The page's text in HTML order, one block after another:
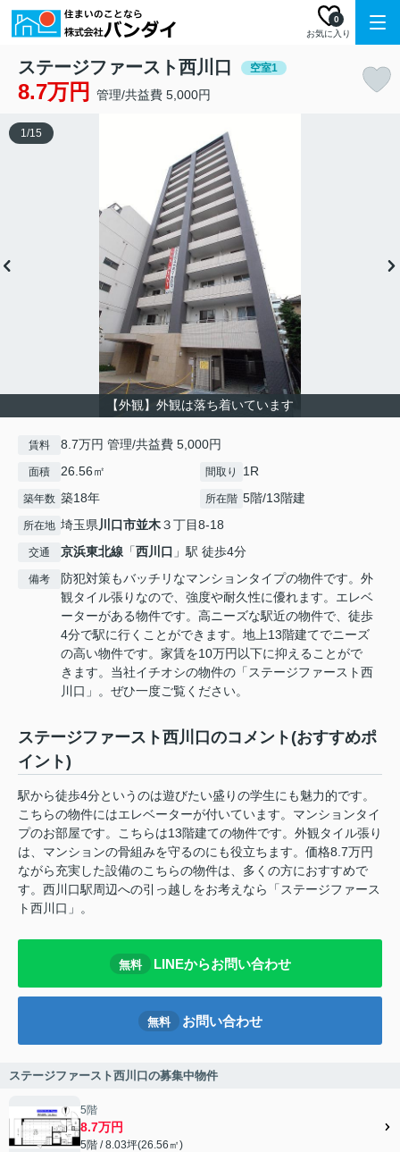
お気に入り
0
ステージファースト西川口 空室1
8.7万円 管理/共益費 5,000円
【外観】外観は落ち着いています
1/15
賃料 8.7万円 管理/共益費 5,000円
面積 26.56㎡ 間取り 1R
築年数 築18年 所在階 5階/13階建
所在地 埼玉県川口市並木３丁目8-18
交通 京浜東北線 「西川口 」駅 徒歩4分
備考
防犯対策もバッチリなマンションタイプの物件です。外
観タイル張りなので、強度や耐久性に優れます。エレベ
ーターがある物件です。高ニーズな駅近の物件で、徒歩
4分で駅に行くことができます。地上13階建てでニーズ
の高い物件です。家賃を10万円以下に抑えることがで
きます。当社イチオシの物件の「ステージファースト西
川口」。ぜひ一度ご覧ください。
ステージファースト西川口のコメント(おすすめポ
イント)
駅から徒歩4分というのは遊びたい盛りの学生にも魅力的です。
こちらの物件にはエレベーターが付いています。マンションタイ
プのお部屋です。こちらは13階建ての物件です。外観タイル張り
は、マンションの骨組みを守るのにも役立ちます。価格8.7万円
ながら充実した設備のこちらの物件は、多くの方におすすめで
す。西川口駅周辺への引っ越しをお考えなら「ステージファース
ト西川口」。
無料 LINEからお問い合わせ
無料 お問い合わせ
ステージファースト西川口の募集中物件
5階
8.7万円
5階 / 8.03坪(26.56㎡)